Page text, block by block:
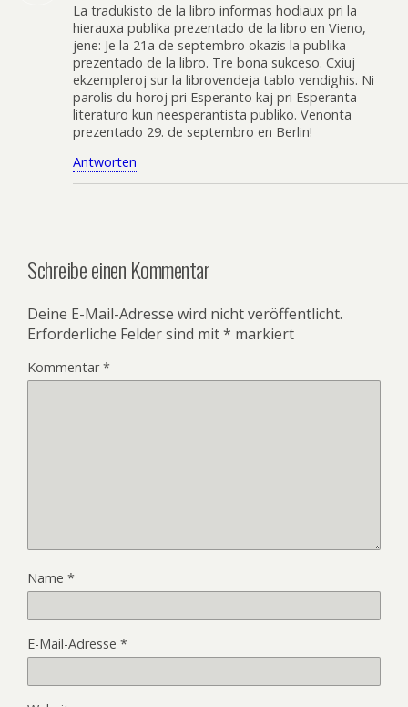
La tradukisto de la libro informas hodiaux pri la
hierauxa publika prezentado de la libro en Vieno,
jene: Je la 21a de septembro okazis la publika
prezentado de la libro. Tre bona sukceso. Cxiuj
ekzempleroj sur la librovendeja tablo vendighis. Ni
parolis du horoj pri Esperanto kaj pri Esperanta
literaturo kun neesperantista publiko. Venonta
prezentado 29. de septembro en Berlin!
Antworten
Schreibe einen Kommentar
Deine E-Mail-Adresse wird nicht veröffentlicht.
Erforderliche Felder sind mit* markiert
Kommentar*
Name *
E-Mail-Adresse *